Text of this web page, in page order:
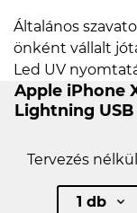
Általános
önként vállalt
Led UV
Apple iPhone
Lightning
Tervezés nélkül
1 db